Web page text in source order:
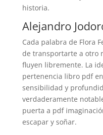
historia.
Alejandro
Cada palabra de Flora
de transportarte a otro
fluyen libremente. La
pertenencia libro pdf
sensibilidad y
verdaderamente
puerta a pdf
escapar y soñar.